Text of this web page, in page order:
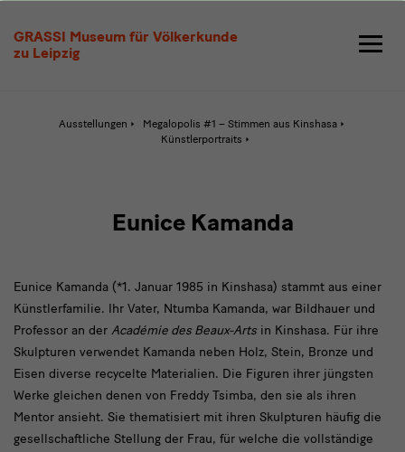
GRASSI Museum für Völkerkunde
zu Leipzig
Kamanda
Ausstellungen
Megalopolis #1 – Stimmen aus Kinshasa
Künstlerportraits
Eunice Kamanda
Eunice Kamanda (*1. Januar 1985 in Kinshasa) stammt aus einer
Künstlerfamilie. Ihr Vater, Ntumba Kamanda, war Bildhauer und
Professor an der Académie des Beaux-Arts in Kinshasa. Für ihre
Skulpturen verwendet Kamanda neben Holz, Stein, Bronze und
Eisen diverse recycelte Materialien. Die Figuren ihrer jüngsten
Werke gleichen denen von Freddy Tsimba, den sie als ihren
Mentor ansieht. Sie thematisiert mit ihren Skulpturen häufig die
gesellschaftliche Stellung der Frau, für welche die vollständige